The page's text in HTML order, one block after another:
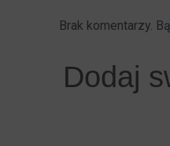
Brak komentarzy.
Dodaj